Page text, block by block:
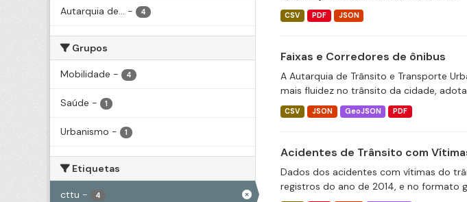
Autarquia de... - 4
Grupos
Mobilidade - 4
Saúde - 1
Urbanismo - 1
Etiquetas
cttu - 4
CSV PDF JSON
Faixas e Corredores de ônibus
A Autarquia de Trânsito e Transporte
mais fluidez no trânsito da cidade,
CSV JSON GeoJSON PDF
Acidentes de Trânsito com
Dados dos acidentes com vítimas do
registros do ano de 2014, e no formato